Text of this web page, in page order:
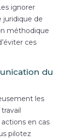
ignorer
juridique de
méthodique
ces
du
les
en cas
pilotez